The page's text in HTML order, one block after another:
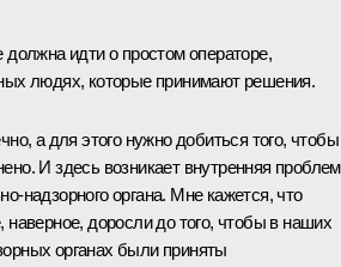
должна идти о простом операторе,
людях, которые принимают решения.
а для этого нужно добиться того, чтобы
И здесь возникает внутренняя
надзорного органа. Мне кажется, что
наверное, доросли до того, чтобы в наших
органах были приняты